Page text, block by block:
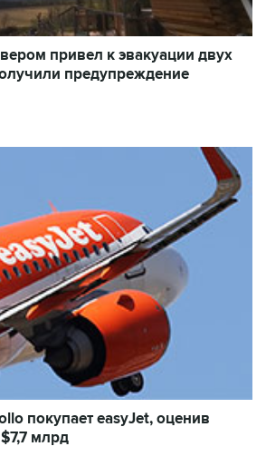
привел к эвакуации двух
предупреждение
покупает easyJet, оценив
млрд